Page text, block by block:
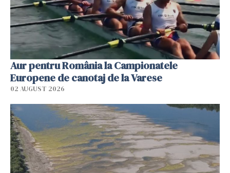
Aur pentru România la Campionatele
Europene de canotaj de la Varese
02 AUGUST 2026